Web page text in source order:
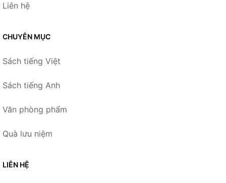
Liên hệ
CHUYÊN MỤC
Sách tiếng Việt
Sách tiếng Anh
Văn phòng phẩm
Quà lưu niệm
LIÊN HỆ